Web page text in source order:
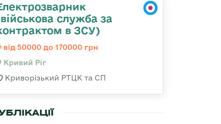
служба за
в ЗСУ)
від 50000 до 170000 грн
Кривий Ріг
Криворізький РТЦК та СП